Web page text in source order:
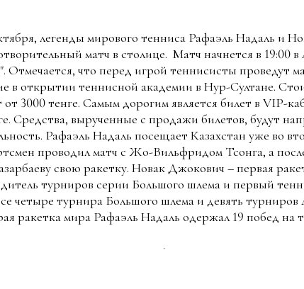
легенды мирового тенниса Рафаэль Надаль и
матч в столице. Матч начнется в 19:00
Отмечается, что перед игрой теннисисты проведут
в открытии теннисной академии в Нур-Султане.
от 3000 тенге. Самым дорогим является билет в VIP-
Средства, вырученные с продажи билетов, будут
Рафаэль Надаль посещает Казахстан уже во
проводил матч с Жо-Вильфридом Тсонга, а
свою ракетку. Новак Джокович – первая
турниров серии Большого шлема и первый
четыре турнира Большого шлема и девять турниров
ракетка мира Рафаэль Надаль одержал 19 побед на